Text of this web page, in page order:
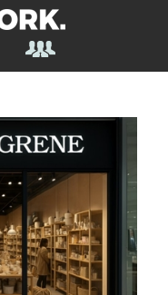
Retail &
w branży.